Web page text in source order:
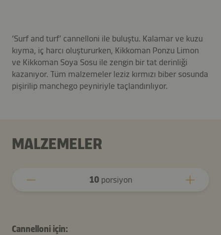
‘Surf and turf’ cannelloni ile buluştu. Kalamar ve kuzu
kıyma, iç harcı oluştururken, Kikkoman Ponzu Limon
ve Kikkoman Soya Sosu ile zengin bir tat derinliği
kazanıyor. Tüm malzemeler leziz kırmızı biber sosunda
pişirilip manchego peyniriyle taçlandırılıyor.
MALZEMELER
10porsiyon
Cannelloni için: